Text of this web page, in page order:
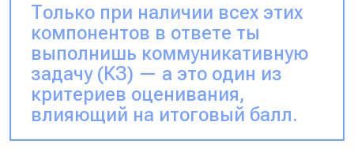
Только при наличии всех этих
компонентов в ответе ты
выполнишь коммуникативную
задачу (КЗ) — а это один из
критериев оценивания,
влияющий на итоговый балл.